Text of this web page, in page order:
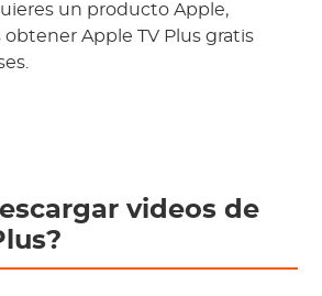
un producto Apple,
Apple TV Plus gratis
videos de